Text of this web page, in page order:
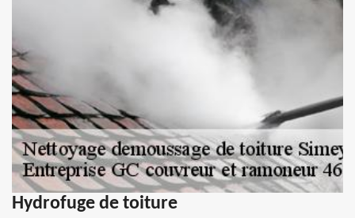
Hydrofuge de toiture